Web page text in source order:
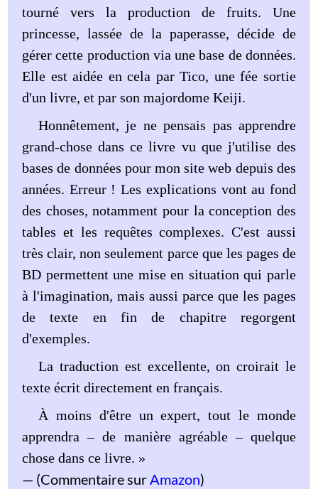
tourné vers la production de fruits. Une
princesse, lassée de la paperasse, décide de
gérer cette production via une base de données.
Elle est aidée en cela par Tico, une fée sortie
d'un livre, et par son majordome Keiji.
Honnêtement, je ne pensais pas apprendre
grand-chose dans ce livre vu que j'utilise des
bases de données pour mon site web depuis des
années. Erreur ! Les explications vont au fond
des choses, notamment pour la conception des
tables et les requêtes complexes. C'est aussi
très clair, non seulement parce que les pages de
BD permettent une mise en situation qui parle
à l'imagination, mais aussi parce que les pages
de texte en fin de chapitre regorgent
d'exemples.
La traduction est excellente, on croirait le
texte écrit directement en français.
À moins d'être un expert, tout le monde
apprendra – de manière agréable – quelque
chose dans ce livre. »
(Commentaire surAmazon)